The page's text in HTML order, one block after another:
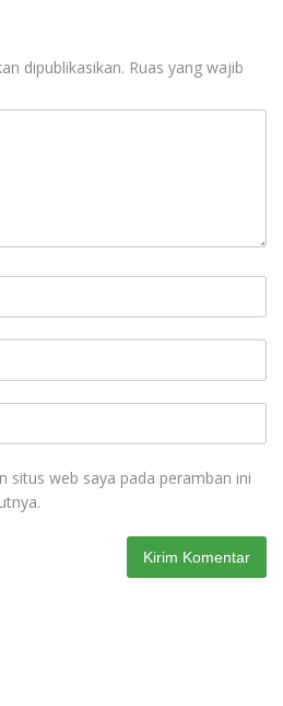
dipublikasikan. Ruas yang wajib
situs web saya pada peramban ini